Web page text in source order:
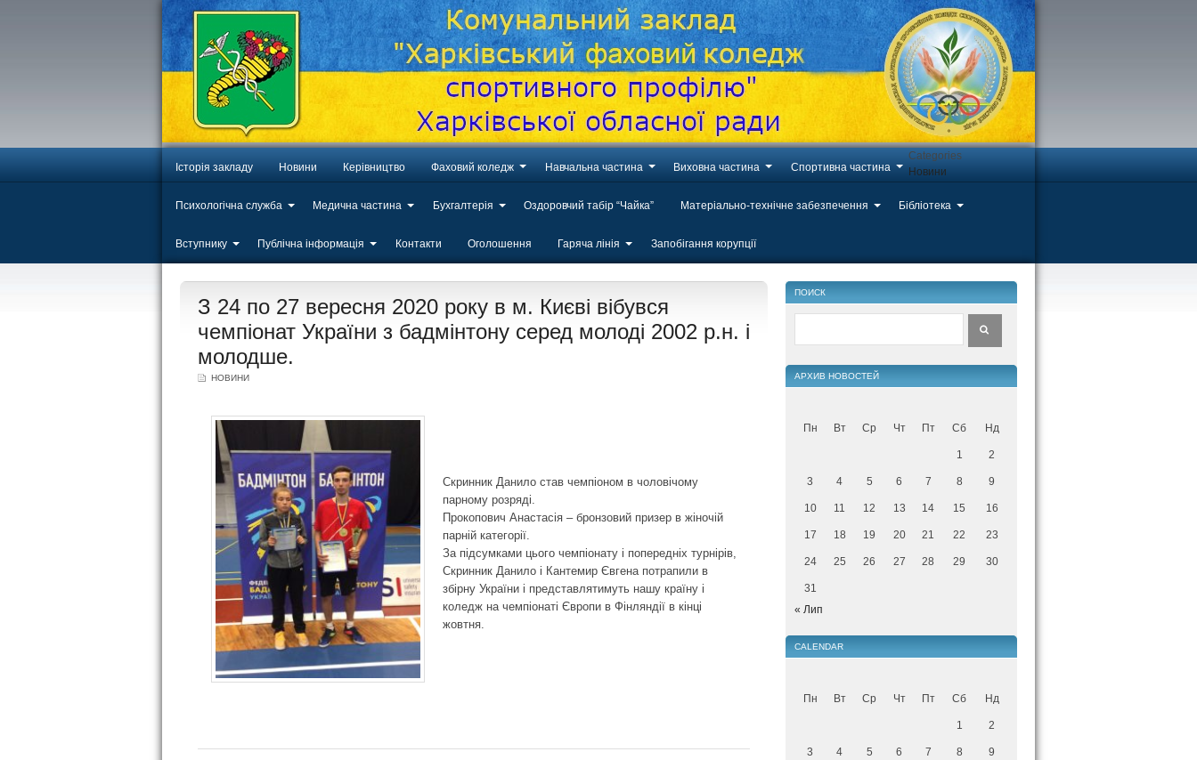
Історія закладу Новини Керівництво Фаховий коледж Навчальна частина Виховна частина Спортивна частина
Психологічна служба Медична частина Бухгалтерія Оздоровчий табір “Чайка” Матеріально-технічне забезпечення Бібліотека
Вступнику Публічна інформація Контакти Оголошення Гаряча лінія Запобігання корупції
Categories
Новини
20
З 24 по 27 вересня 2020 року в м. Києві вібувся
чемпіонат України з бадмінтону серед молоді 2002 р.н. і
молодше.
НОВИНИ
Скринник Данило став чемпіоном в чоловічому
парному розряді.
Прокопович Анастасія – бронзовий призер в жіночій
парній категорії.
За підсумками цього чемпіонату і попередніх турнірів,
Скринник Данило і Кантемир Євгена потрапили в
збірну України і представлятимуть нашу країну і
коледж на чемпіонаті Європи в Фінляндії в кінці
жовтня.
ПОИСК
АРХИВ НОВОСТЕЙ
Пн Вт Ср Чт Пт Сб Нд
1 2
3 4 5 6 7 8 9
10 11 12 13 14 15 16
17 18 19 20 21 22 23
24 25 26 27 28 29 30
31
« Лип
CALENDAR
Пн Вт Ср Чт Пт Сб Нд
1 2
3 4 5 6 7 8 9